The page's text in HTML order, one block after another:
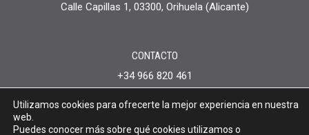
Calle Capillas 1, 03300, Orihuela (Alicante)
CONTACTO
+34 966 820 461
Utilizamos cookies para ofrecerte la mejor experiencia en nuestra
web.
Puedes conocer más sobre qué cookies utilizamos o